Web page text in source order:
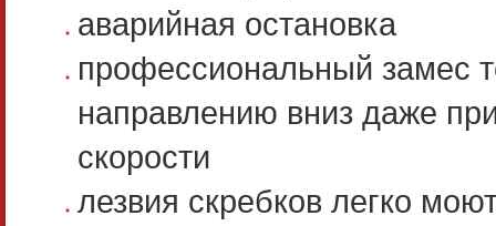
аварийная остановка
профессиональный замес
направлению вниз даже
скорости
лезвия скребков легко